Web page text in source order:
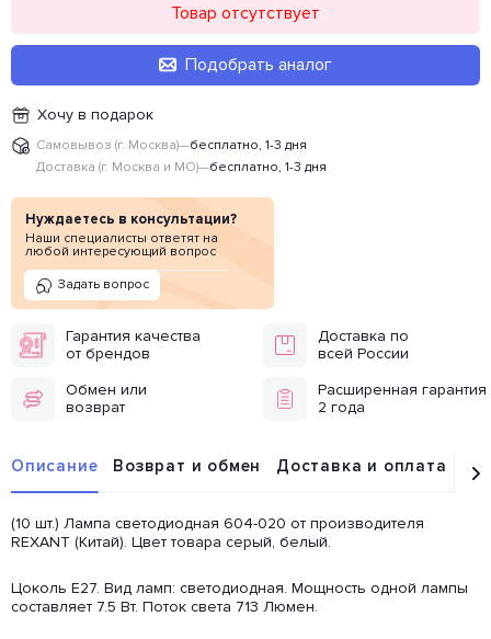
Товар отсутствует
Подобрать аналог
Хочу в подарок
Самовывоз (г. Москва)—бесплатно, 1-3 дня
Доставка (г. Москва и МО)—бесплатно, 1-3 дня
Нуждаетесь в консультации?
Наши специалисты ответят на
любой интересующий вопрос
Задать вопрос
Гарантия качества
от брендов
Доставка по
всей России
Обмен или
возврат
Расширенная гарантия
2 года
Описание Возврат и обмен Доставка и оплата
(10 шт.) Лампа светодиодная 604-020 от производителя
REXANT (Китай). Цвет товара серый, белый.
Цоколь E27. Вид ламп: светодиодная. Мощность одной лампы
составляет 7.5 Вт. Поток света 713 Люмен.